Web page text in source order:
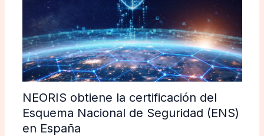
NEORIS obtiene la certificación del
Esquema Nacional de Seguridad (ENS)
en España